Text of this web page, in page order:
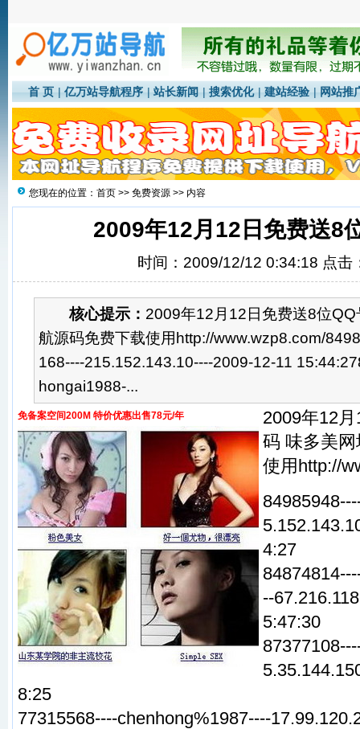
首 页 |亿万站导航程序 |站长新闻 |搜索优化 |建站经验 |网站推
您现在的位置： 首页 >> 免费资源 >> 内容
2009年12月12日免费送8
时间：2009/12/12 0:34:18 点击
核心提示： 2009年12月12日免费送8位
航源码免费下载使用http://www.wzp8.com/
168----215.152.143.10----2009-12-11
hongai1988-...
免备案空间200M 特价优惠出售78元/年
2009年12
码 味多美
使用http://
4:27
--
5:47:30
8:25
77315568----chenhong%1987----